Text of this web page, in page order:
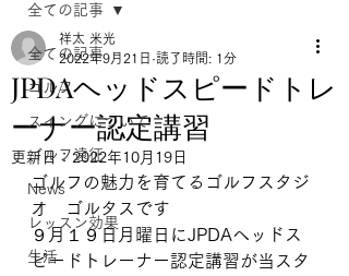
全ての記事
ゴルフ
スイングについて
ゴルフ遠征
News
レッスン効果
生活
全ての記事
JPDAヘッドスピードトレ
ーナー認定講習
祥太 米光
2022年9月21日 読了時間: 1分
更新日：2022年10月19日
ゴルフの魅力を育てるゴルフスタジ
オ　ゴルタスです
９月１９日月曜日にJPDAヘッドス
ピードトレーナー認定講習が当スタ